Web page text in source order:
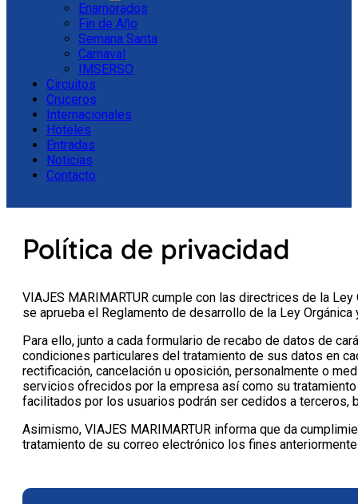
Enamorados
Fin de Año
Semana Santa
Carnaval
IMSERSO
Circuitos
Cruceros
Internacionales
Hoteles
Entradas
Noticias
Contacto
Política de privacidad
VIAJES MARIMARTUR cumple con las directrices de la
se aprueba el Reglamento de desarrollo de la Ley
Para ello, junto a cada formulario de recabo de datos de
condiciones particulares del tratamiento de sus datos en
rectificación, cancelación u oposición, personalmente o
servicios ofrecidos por la empresa así como su
facilitados por los usuarios podrán ser cedidos a terceros,
Asimismo, VIAJES MARIMARTUR informa que da
tratamiento de su correo electrónico los fines